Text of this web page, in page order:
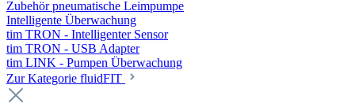
Zubehör pneumatische Leimpumpe
Intelligente Überwachung
tim TRON - Intelligenter Sensor
tim TRON - USB Adapter
tim LINK - Pumpen Überwachung
Zur Kategorie fluidFIT